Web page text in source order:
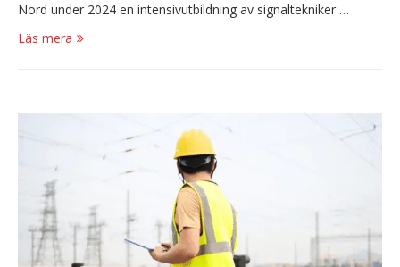
Nord under 2024 en intensivutbildning av signaltekniker …
Läs mera